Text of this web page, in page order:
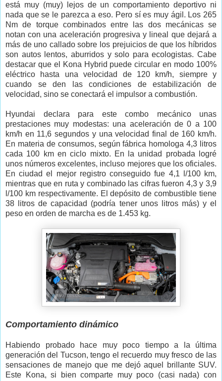
está muy (muy) lejos de un comportamiento deportivo ni
nada que se le parezca a eso. Pero sí es muy ágil. Los 265
Nm de torque combinados entre las dos mecánicas se
notan con una aceleración progresiva y lineal que dejará a
más de uno callado sobre los prejuicios de que los híbridos
son autos lentos, aburridos y solo para ecologistas. Cabe
destacar que el Kona Hybrid puede circular en modo 100%
eléctrico hasta una velocidad de 120 km/h, siempre y
cuando se den las condiciones de estabilización de
velocidad, sino se conectará el impulsor a combustión.
Hyundai declara para este combo mecánico unas
prestaciones muy modestas: una aceleración de 0 a 100
km/h en 11,6 segundos y una velocidad final de 160 km/h.
En materia de consumos, según fábrica homologa 4,3 litros
cada 100 km en ciclo mixto. En la unidad probada logré
unos números excelentes, incluso mejores que los oficiales.
En ciudad el mejor registro conseguido fue 4,1 l/100 km,
mientras que en ruta y combinado las cifras fueron 4,3 y 3,9
l/100 km respectivamente. El depósito de combustible tiene
38 litros de capacidad (podría tener unos litros más) y el
peso en orden de marcha es de 1.453 kg.
Comportamiento dinámico
Habiendo probado hace muy poco tiempo a la última
generación del Tucson, tengo el recuerdo muy fresco de las
sensaciones de manejo que me dejó aquel brillante SUV.
Este Kona, si bien comparte muy poco (casi nada) con